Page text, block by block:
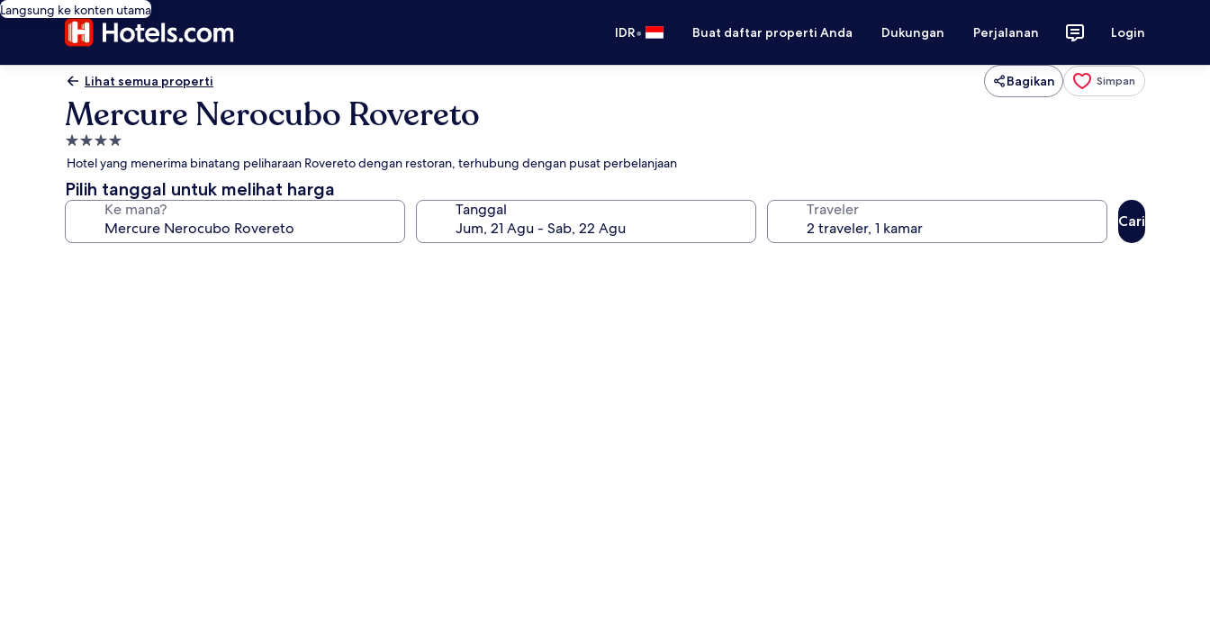
Langsung ke konten utama
IDR• Buat daftar properti Anda Dukungan Perjalanan Login
Lihat semua properti Bagikan Simpan
Mercure Nerocubo Rovereto
Properti
bintang
4.0
Hotel yang menerima binatang peliharaan Rovereto dengan restoran, terhubung dengan pusat perbelanjaan
Pilih tanggal untuk melihat harga
Ke mana? Tanggal Traveler
Cari